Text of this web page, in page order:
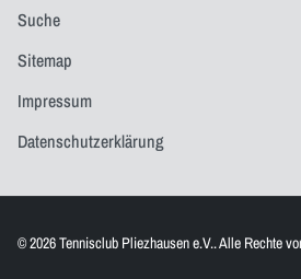
Suche
Sitemap
Impressum
Datenschutzerklärung
© 2026 Tennisclub Pliezhausen e.V.. Alle Rechte